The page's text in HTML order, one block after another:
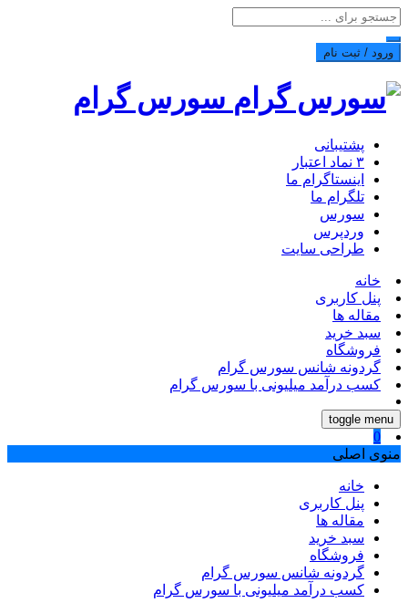
ورود / ثبت نام
سورس گرام
پشتیبانی
۳ نماد اعتبار
اینستاگرام ما
تلگرام ما
سورس
وردپرس
طراحی سایت
خانه
پنل کاربری
مقاله ها
سبد خرید
فروشگاه
گردونه شانس سورس گرام
کسب درآمد میلیونی با سورس گرام
toggle menu
0
منوی اصلی
خانه
پنل کاربری
مقاله ها
سبد خرید
فروشگاه
گردونه شانس سورس گرام
کسب درآمد میلیونی با سورس گرام